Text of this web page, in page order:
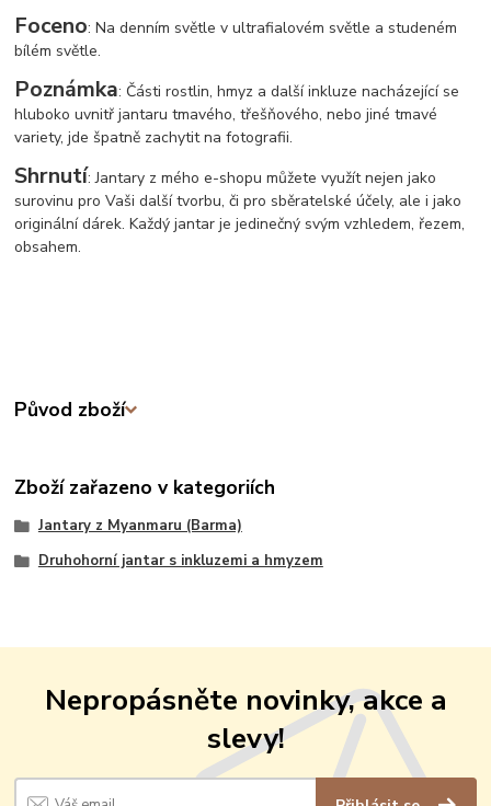
Foceno: Na denním světle v ultrafialovém světle a studeném
bílém světle.
Poznámka: Části rostlin, hmyz a další inkluze nacházející se
hluboko uvnitř jantaru tmavého, třešňového, nebo jiné tmavé
variety, jde špatně zachytit na fotografii.
Shrnutí: Jantary z mého e-shopu můžete využít nejen jako
surovinu pro Vaši další tvorbu, či pro sběratelské účely, ale i jako
originální dárek. Každý jantar je jedinečný svým vzhledem, řezem,
obsahem.
Původ zboží
Zboží zařazeno v kategoriích
Jantary z Myanmaru (Barma)
Druhohorní jantar s inkluzemi a hmyzem
Nepropásněte novinky, akce a
slevy!